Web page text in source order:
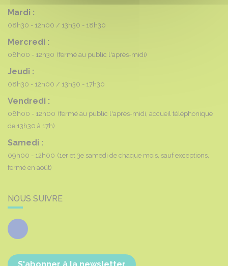
Mardi :
08h30 - 12h00 13h30 - 18h30
Mercredi :
08h00 - 12h30 (fermé au public l'après-midi)
Jeudi :
08h30 - 12h00 13h30 - 17h30
Vendredi :
08h00 - 12h00 (fermé au public l'après-midi, accueil téléphonique
de 13h30 à 17h)
Samedi :
09h00 - 12h00 (1er et 3e samedi de chaque mois, sauf exceptions,
fermé en août)
NOUS SUIVRE
Facebook
S'abonner à la newsletter